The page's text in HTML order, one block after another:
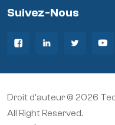
Suivez-Nous
Droit d'auteur © 2026
All Right Reserved.